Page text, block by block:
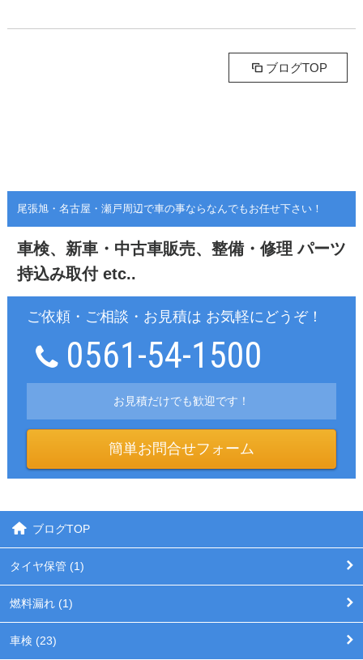
ブログTOP
尾張旭・名古屋・瀬戸周辺で車の事ならなんでもお任せ下さい！
車検、新車・中古車販売、整備・修理 パーツ
持込み取付 etc..
ご依頼・ご相談・お見積は お気軽にどうぞ！
0561-54-1500
お見積だけでも歓迎です！
簡単お問合せフォーム
ブログTOP
タイヤ保管 (1)
燃料漏れ (1)
車検 (23)